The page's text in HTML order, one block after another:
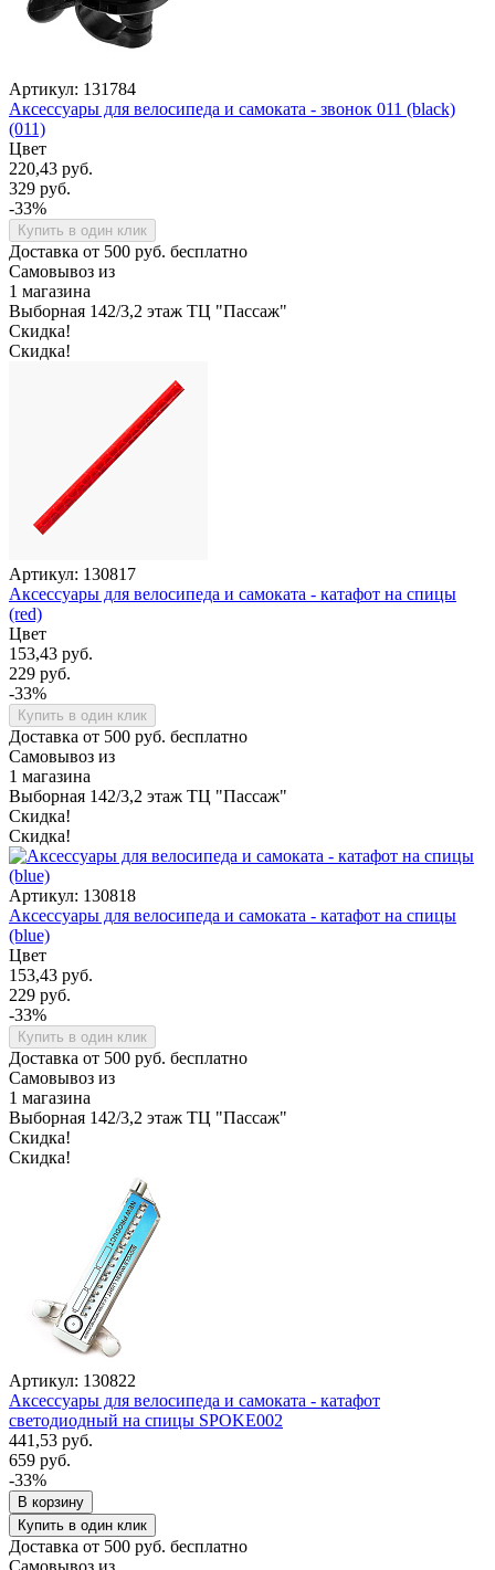
Артикул: 131784
Аксессуары для велосипеда и самоката - звонок 011 (black)
(011)
Цвет
220,43 руб.
329 руб.
-33%
Купить в один клик
Доставка от 500 руб. бесплатно
Самовывоз из
1 магазина
Выборная 142/3,2 этаж ТЦ "Пассаж"
Скидка!
Скидка!
Артикул: 130817
Аксессуары для велосипеда и самоката - катафот на спицы
(red)
Цвет
153,43 руб.
229 руб.
-33%
Купить в один клик
Доставка от 500 руб. бесплатно
Самовывоз из
1 магазина
Выборная 142/3,2 этаж ТЦ "Пассаж"
Скидка!
Скидка!
Артикул: 130818
Аксессуары для велосипеда и самоката - катафот на спицы
(blue)
Цвет
153,43 руб.
229 руб.
-33%
Купить в один клик
Доставка от 500 руб. бесплатно
Самовывоз из
1 магазина
Выборная 142/3,2 этаж ТЦ "Пассаж"
Скидка!
Скидка!
Артикул: 130822
Аксессуары для велосипеда и самоката - катафот
светодиодный на спицы SPOKE002
441,53 руб.
659 руб.
-33%
В корзину
Купить в один клик
Доставка от 500 руб. бесплатно
Самовывоз из